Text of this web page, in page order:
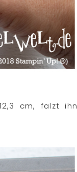
cm, falzt ihn